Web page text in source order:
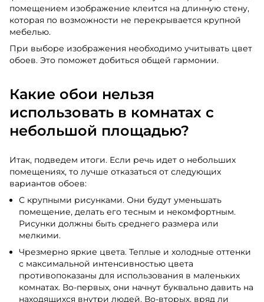
помещением изображение клеится на длинную стену,
которая по возможности не перекрывается крупной
мебелью.
При выборе изображения необходимо учитывать цвет
обоев. Это поможет добиться общей гармонии.
Какие обои нельзя
использовать в комнатах с
небольшой площадью?
Итак, подведем итоги. Если речь идет о небольших
помещениях, то лучше отказаться от следующих
вариантов обоев:
С крупными рисунками. Они будут уменьшать
помещение, делать его тесным и некомфортным.
Рисунки должны быть среднего размера или
мелкими.
Чрезмерно яркие цвета. Теплые и холодные оттенки
с максимальной интенсивностью цвета
противопоказаны для использования в маленьких
комнатах. Во-первых, они начнут буквально давить на
находящихся внутри людей. Во-вторых, вряд ли